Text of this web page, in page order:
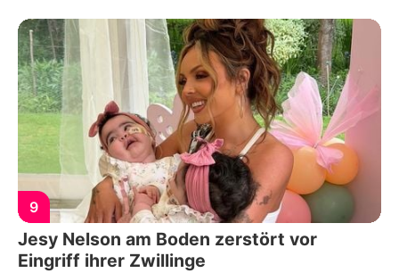
9
Jesy Nelson am Boden zerstört vor
Eingriff ihrer Zwillinge